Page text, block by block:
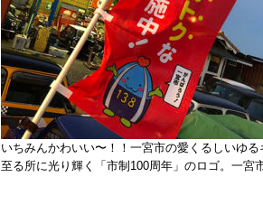
いちみんかわいい〜！！一宮市の愛くるしいゆ
至る所に光り輝く「市制100周年」のロゴ。一宮